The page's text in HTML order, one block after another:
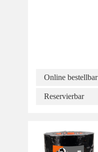
Online bestellbar
Reservierbar